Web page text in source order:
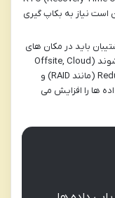
است نیاز به بکاپ گیری
باید در مکان های
امن و ترجیحاً جدا از سرور اصلی نگهداری شوند (Offsite, Cloud
Storage). استفاده از راهکارهای Redundancy (مانند RAID) و
ها را افزایش می